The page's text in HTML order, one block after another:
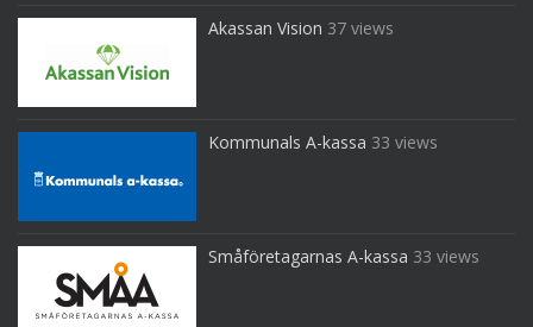
Akassan Vision 37 views
Kommunals A-kassa 33 views
Småföretagarnas A-kassa 33 views